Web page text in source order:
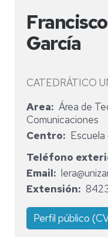
García
CATEDRÁTICO
Area
Área de
Comunicaciones
Centro
Teléfono
Email
Extensión
Perfil público